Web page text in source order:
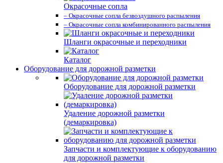
Окрасочные сопла
– Окрасочные сопла безвоздушного распыления
– Окрасочные сопла комбинированного распыления
Шланги окрасочные и переходники
Каталог
Оборудование для дорожной разметки
Оборудование для дорожной разметки
Удаление дорожной разметки
(демаркировка)
Запчасти и комплектующие к оборудованию
для дорожной разметки